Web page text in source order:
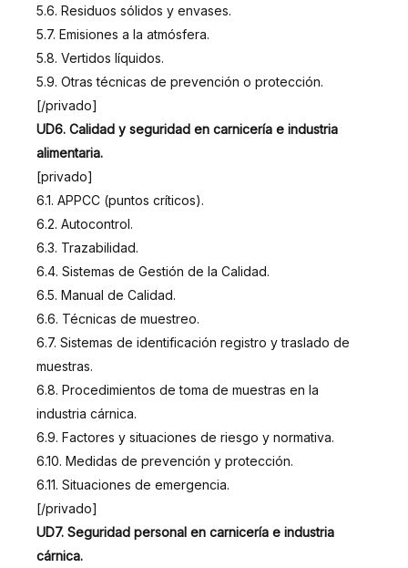
5.6. Residuos sólidos y envases.
5.7. Emisiones a la atmósfera.
5.8. Vertidos líquidos.
5.9. Otras técnicas de prevención o protección.
[/privado]
UD6. Calidad y seguridad en carnicería e industria
alimentaria.
[privado]
6.1. APPCC (puntos críticos).
6.2. Autocontrol.
6.3. Trazabilidad.
6.4. Sistemas de Gestión de la Calidad.
6.5. Manual de Calidad.
6.6. Técnicas de muestreo.
6.7. Sistemas de identificación registro y traslado de
muestras.
6.8. Procedimientos de toma de muestras en la
industria cárnica.
6.9. Factores y situaciones de riesgo y normativa.
6.10. Medidas de prevención y protección.
6.11. Situaciones de emergencia.
[/privado]
UD7. Seguridad personal en carnicería e industria
cárnica.